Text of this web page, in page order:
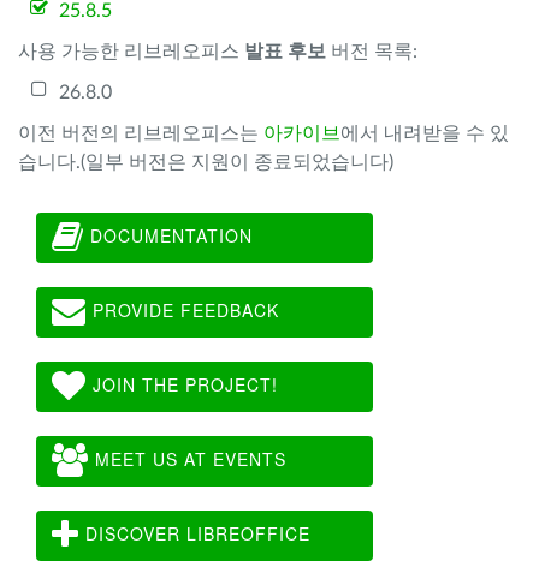
25.8.5
사용 가능한 리브레오피스 발표 후보 버전 목록:
26.8.0
이전 버전의 리브레오피스는 아카이브 에서 내려받을 수 있
습니다.(일부 버전은 지원이 종료되었습니다)
DOCUMENTATION
PROVIDE FEEDBACK
JOIN THE PROJECT!
MEET US AT EVENTS
DISCOVER LIBREOFFICE